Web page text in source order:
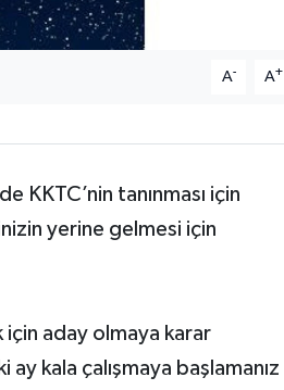
A- A+
KKTC’nin tanınması için
yerine gelmesi için
için aday olmaya karar
ay kala çalışmaya başlamanız